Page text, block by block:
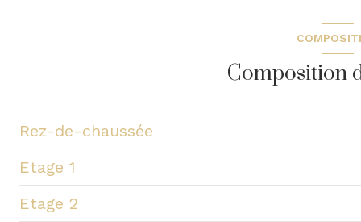
Composition
Rez-de-chaussée
entrée
SAM
Etage 1
chambre
Etage 2